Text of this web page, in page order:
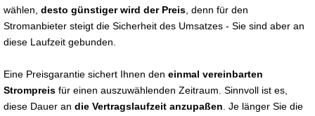
wählen, desto günstiger wird der Preis , denn für den
Stromanbieter steigt die Sicherheit des Umsatzes - Sie sind aber an
diese Laufzeit gebunden.
Eine Preisgarantie sichert Ihnen den einmal vereinbarten
Strompreis für einen auszuwählenden Zeitraum. Sinnvoll ist es,
diese Dauer an die Vertragslaufzeit anzupaßen . Je länger Sie die